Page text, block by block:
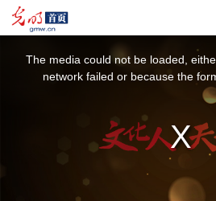
The media could not be loaded,
network failed or because the